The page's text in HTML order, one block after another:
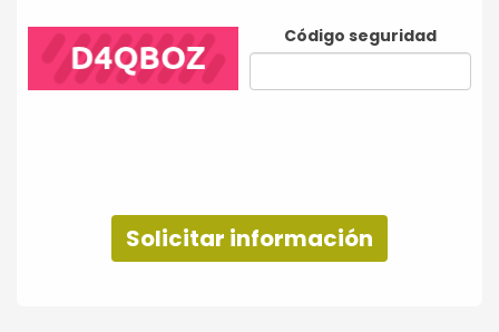
Código seguridad
Solicitar información